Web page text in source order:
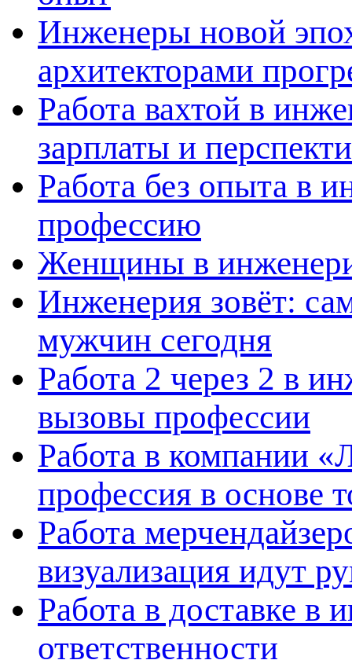
Инженеры новой
архитекторами
Работа вахтой в
зарплаты и
Работа без опыта в
профессию
Женщины в
Инженерия зовёт:
мужчин сегодня
Работа 2 через 2 в
вызовы профессии
Работа в компании
профессия в основе
Работа
визуализация идут
Работа в доставке в
ответственности